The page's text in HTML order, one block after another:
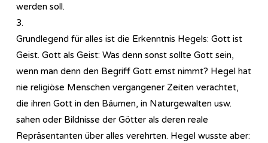
werden soll.
3.
Grundlegend für alles ist die Erkenntnis Hegels: Gott ist
Geist. Gott als Geist: Was denn sonst sollte Gott sein,
wenn man denn den Begriff Gott ernst nimmt? Hegel hat
nie religiöse Menschen vergangener Zeiten verachtet,
die ihren Gott in den Bäumen, in Naturgewalten usw.
sahen oder Bildnisse der Götter als deren reale
Repräsentanten über alles verehrten. Hegel wusste aber: